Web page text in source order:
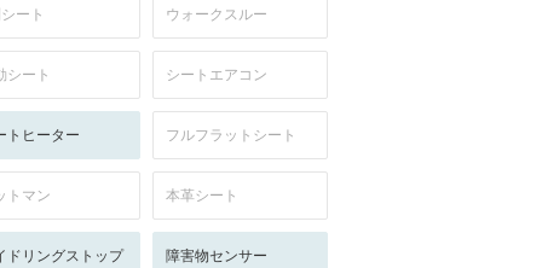
ート ウォークスルー
シート シートエアコン
トヒーター フルフラットシート
トマン 本革シート
ドリングストップ 障害物センサー